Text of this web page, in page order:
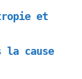
et
la cause